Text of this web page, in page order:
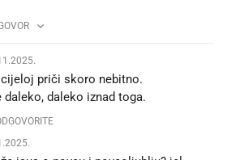
priči skoro nebitno.
daleko, daleko iznad toga.